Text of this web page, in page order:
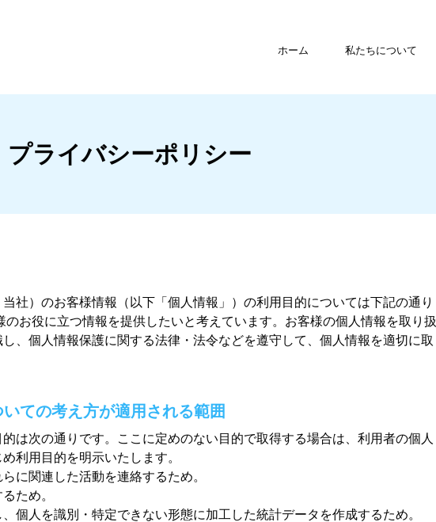
ホーム 私たちについて
プライバシーポリシー
社）のお客様情報（以下「個人情報」）の利用目的については下記の通り
お役に立つ情報を提供したいと考えています。お客様の個人情報を取り扱
、個人情報保護に関する法律・法令などを遵守して、個人情報を適切に取
ての考え方が適用される範囲
は次の通りです。ここに定めのない目的で取得する場合は、利用者の個人
利用目的を明示いたします。
に関連した活動を連絡するため。
ため。
個人を識別・特定できない形態に加工した統計データを作成するため。